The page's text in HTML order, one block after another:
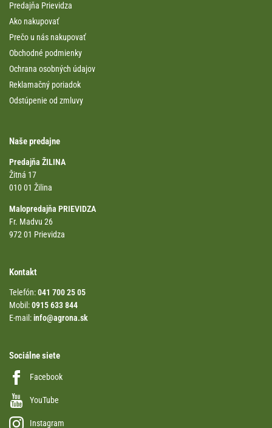
Predajňa Prievidza
Ako nakupovať
Prečo u nás nakupovať
Obchodné podmienky
Ochrana osobných údajov
Reklamačný poriadok
Odstúpenie od zmluvy
Naše predajne
Predajňa ŽILINA
Žitná 17
010 01 Žilina
Malopredajňa PRIEVIDZA
Fr. Madvu 26
972 01 Prievidza
Kontakt
Telefón:041 700 25 05
Mobil:0915 633 844
E-mail:info@agrona.sk
Sociálne siete
Facebook
YouTube
Instagram